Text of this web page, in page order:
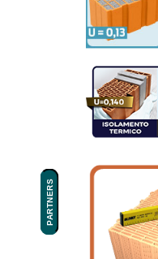
PARTNERS